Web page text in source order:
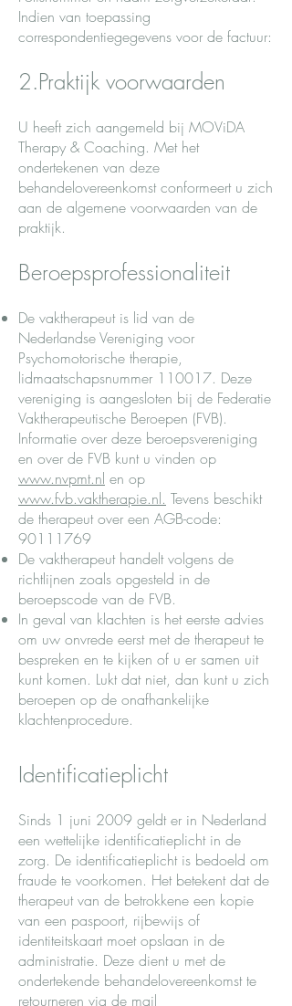
Indien van toepassing
correspondentiegegevens voor de factuur:
2.Praktijk voorwaarden
U heeft zich aangemeld bij MOViDA
Therapy & Coaching. Met het
ondertekenen van deze
behandelovereenkomst conformeert u zich
aan de algemene voorwaarden van de
praktijk.
Beroepsprofessionaliteit
De vaktherapeut is lid van de
Nederlandse Vereniging voor
Psychomotorische therapie,
lidmaatschapsnummer 110017. Deze
vereniging is aangesloten bij de Federatie
Vaktherapeutische Beroepen (FVB).
Informatie over deze beroepsvereniging
en over de FVB kunt u vinden op
www.nvpmt.nl en op
www.fvb.vaktherapie.nl. Tevens beschikt
de therapeut over een AGB-code:
90111769
De vaktherapeut handelt volgens de
richtlijnen zoals opgesteld in de
beroepscode van de FVB.
In geval van klachten is het eerste advies
om uw onvrede eerst met de therapeut te
bespreken en te kijken of u er samen uit
kunt komen. Lukt dat niet, dan kunt u zich
beroepen op de onafhankelijke
klachtenprocedure.
Identificatieplicht
Sinds 1 juni 2009 geldt er in Nederland
een wettelijke identificatieplicht in de
zorg. De identificatieplicht is bedoeld om
fraude te voorkomen. Het betekent dat de
therapeut van de betrokkene een kopie
van een paspoort, rijbewijs of
identiteitskaart moet opslaan in de
administratie. Deze dient u met de
ondertekende behandelovereenkomst te
retourneren via de mail